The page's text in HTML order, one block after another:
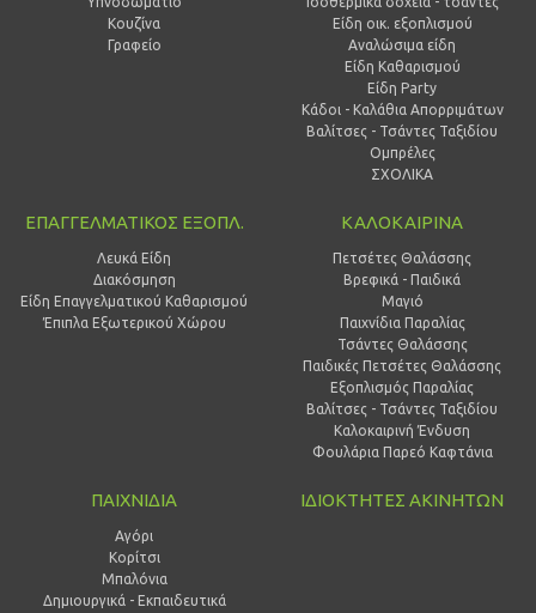
Κουζίνα
Γραφείο
Είδη οικ. εξοπλισμού
Αναλώσιμα είδη
Είδη Καθαρισμού
Είδη Party
Κάδοι - Καλάθια Απορριμάτων
Βαλίτσες - Τσάντες Ταξιδίου
Ομπρέλες
ΣΧΟΛΙΚΑ
ΕΠΑΓΓΕΛΜΑΤΙΚΟΣ ΕΞΟΠΛ.
Λευκά Είδη
Διακόσμηση
Είδη Επαγγελματικού Καθαρισμού
Έπιπλα Εξωτερικού Χώρου
ΚΑΛΟΚΑΙΡΙΝΑ
Πετσέτες Θαλάσσης
Βρεφικά - Παιδικά
Μαγιό
Παιχνίδια Παραλίας
Τσάντες Θαλάσσης
Παιδικές Πετσέτες Θαλάσσης
Εξοπλισμός Παραλίας
Βαλίτσες - Τσάντες Ταξιδίου
Καλοκαιρινή Ένδυση
Φουλάρια Παρεό Καφτάνια
ΠΑΙΧΝΙΔΙΑ
Αγόρι
Κορίτσι
Μπαλόνια
Δημιουργικά - Εκπαιδευτικά
ΙΔΙΟΚΤΗΤΕΣ ΑΚΙΝΗΤΩΝ